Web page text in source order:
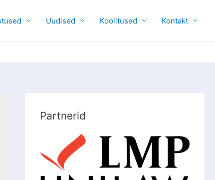
Uudised Koolitused Kontakt
Partnerid